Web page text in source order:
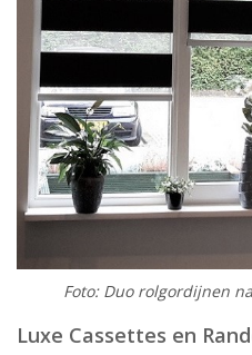
Foto: Duo rolgordijnen
Luxe Cassettes en